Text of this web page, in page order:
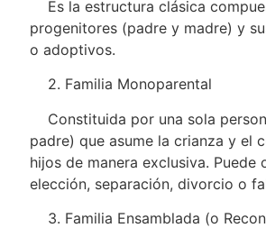
Es la estructura clásica
progenitores (padre y madre) y
o adoptivos.
2. Familia Monoparental
Constituida por una sola
padre) que asume la crianza y el
hijos de manera exclusiva. Puede
elección, separación, divorcio o
3. Familia Ensamblada (o